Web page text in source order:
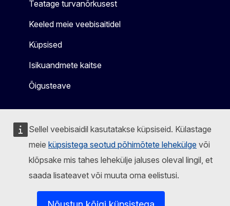
Sellel veebisaidil kasutatakse küpsiseid. Külastage
meie küpsistega seotud põhimõtete lehekülge või
klõpsake mis tahes lehekülje jaluses oleval lingil, et
saada lisateavet või muuta oma eelistusi.
Teatage turvanõrkusest
Keeled meie veebisaitidel
Küpsised
Isikuandmete kaitse
Õigusteave